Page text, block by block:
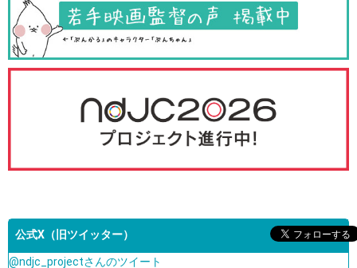
公式X（旧ツイッター）
@ndjc_projectさんのツイート